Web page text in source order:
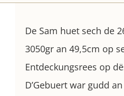
De Sam huet sech de
3050gr an 49,5cm op
Entdeckungsrees op
D’Gebuert war gudd